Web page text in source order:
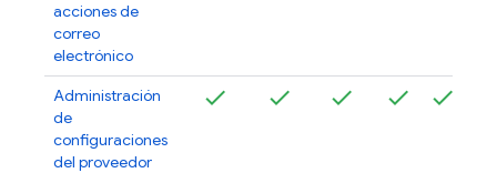
acciones de
correo
electrónico
Administración
de
configuraciones
del proveedor